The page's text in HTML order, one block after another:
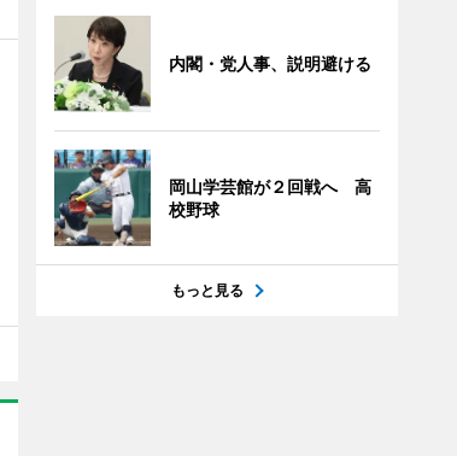
内閣・党人事、説明避ける
岡山学芸館が２回戦へ 高
校野球
もっと見る